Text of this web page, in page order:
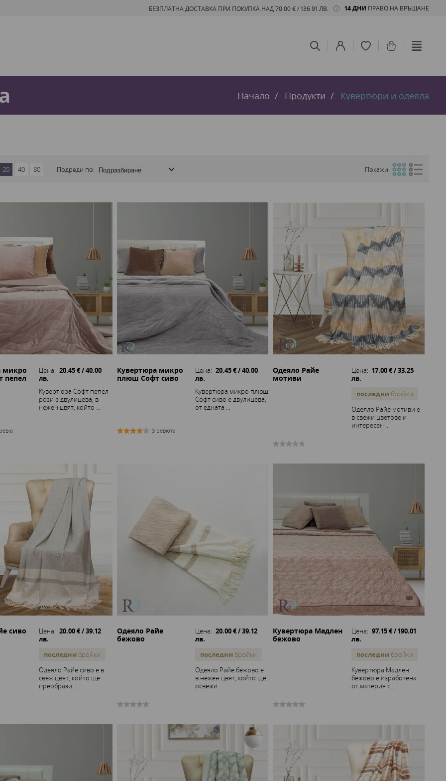
БЕЗПЛАТНА ДОСТАВКА ПРИ ПОКУПКА НАД 70.00 € / 136.91 ЛВ. 14 ДНИ ПРАВО НА ВРЪЩАНЕ
Начало Продукти Кувертюри и одеяла
20 40 80 Покажи:
Подреди по:
микро
пепел
Цена: 20.45 € / 40.00
лв.
Кувертюра Софт пепел
рози е двулицева, в
нежен цвят, който ...
Кувертюра микро
плюш Софт сиво
Цена: 20.45 € / 40.00
лв.
Кувертюра микро плюш
Софт сиво е двулицева,
от едната ...
3 ревюта
Одеяло Райе
мотиви
Цена: 17.00 € / 33.25
лв.
последнибройки
Одеяло Райе мотиви е
в свежи цветове и
интересен ...
сиво Цена: 20.00 € / 39.12
лв.
последни бройки
Одеяло Райе сиво е в
свеж цвят, който ще
преобрази ...
Одеяло Райе
бежово
Цена: 20.00 € / 39.12
лв.
последнибройки
Одеяло Райе бежово е
в нежен цвят, който ще
освежи ...
Кувертюра Мадлен
бежово
Цена: 97.15 € / 190.01
лв.
последнибройки
Кувертюра Мадлен
бежово е изработена
от материя с ...